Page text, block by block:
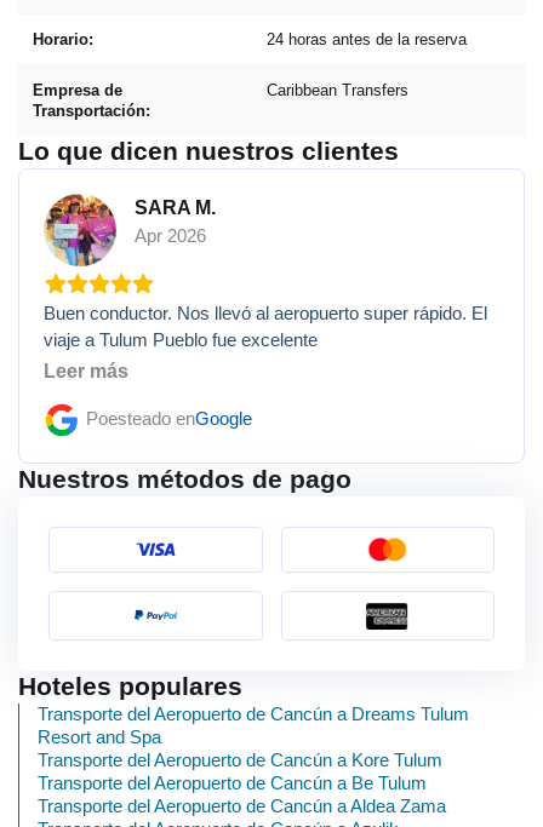
Horario: 24 horas antes de la reserva
Empresa de
Transportación:
Caribbean Transfers
Lo que dicen nuestros clientes
SARA M.
Apr 2026
Buen conductor. Nos llevó al aeropuerto super rápido. El
viaje a Tulum Pueblo fue excelente
Leer más
Poesteado enGoogle
Nuestros métodos de pago
Hoteles populares
Transporte del Aeropuerto de Cancún a Dreams Tulum
Resort and Spa
Transporte del Aeropuerto de Cancún a Kore Tulum
Transporte del Aeropuerto de Cancún a Be Tulum
Transporte del Aeropuerto de Cancún a Aldea Zama